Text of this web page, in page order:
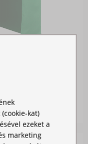
kat)
ezeket a
marketing